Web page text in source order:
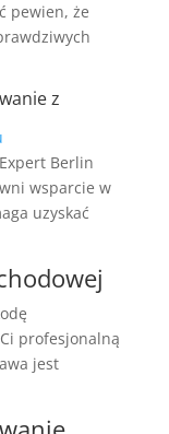
pewien, że
z
Berlin
wsparcie w
uzyskać
profesjonalną
jest